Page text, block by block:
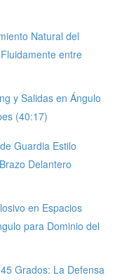
Natural del
entre
y Salidas en Ángulo
(40:17)
Guardia Estilo
Delantero
en Espacios
para Dominio del
Grados: La Defensa